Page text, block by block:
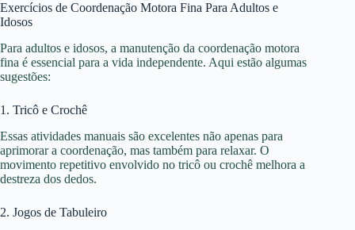
Exercícios de Coordenação Motora Fina Para Adultos e
Idosos
Para adultos e idosos, a manutenção da coordenação motora
fina é essencial para a vida independente. Aqui estão algumas
sugestões:
1. Tricô e Crochê
Essas atividades manuais são excelentes não apenas para
aprimorar a coordenação, mas também para relaxar. O
movimento repetitivo envolvido no tricô ou crochê melhora a
destreza dos dedos.
2. Jogos de Tabuleiro